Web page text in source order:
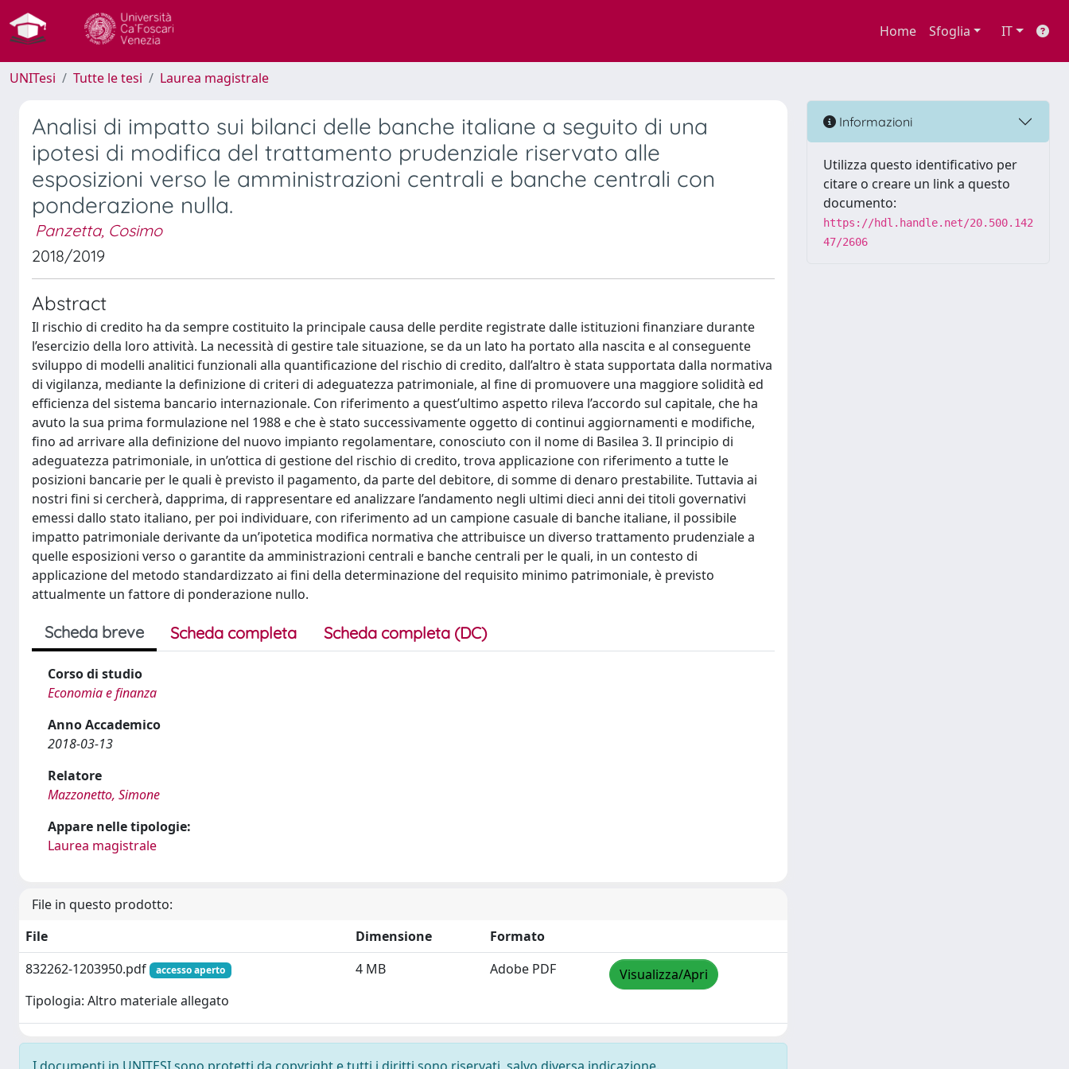
Home Sfoglia IT
UNITesi Tutte le tesi Laurea magistrale
Analisi di impatto sui bilanci delle banche italiane a seguito di una
ipotesi di modifica del trattamento prudenziale riservato alle
esposizioni verso le amministrazioni centrali e banche centrali con
ponderazione nulla.
Panzetta, Cosimo
2018/2019
Abstract
Il rischio di credito ha da sempre costituito la principale causa delle perdite registrate dalle istituzioni finanziare durante
l’esercizio della loro attività. La necessità di gestire tale situazione, se da un lato ha portato alla nascita e al conseguente
sviluppo di modelli analitici funzionali alla quantificazione del rischio di credito, dall’altro è stata supportata dalla normativa
di vigilanza, mediante la definizione di criteri di adeguatezza patrimoniale, al fine di promuovere una maggiore solidità ed
efficienza del sistema bancario internazionale. Con riferimento a quest’ultimo aspetto rileva l’accordo sul capitale, che ha
avuto la sua prima formulazione nel 1988 e che è stato successivamente oggetto di continui aggiornamenti e modifiche,
fino ad arrivare alla definizione del nuovo impianto regolamentare, conosciuto con il nome di Basilea 3. Il principio di
adeguatezza patrimoniale, in un’ottica di gestione del rischio di credito, trova applicazione con riferimento a tutte le
posizioni bancarie per le quali è previsto il pagamento, da parte del debitore, di somme di denaro prestabilite. Tuttavia ai
nostri fini si cercherà, dapprima, di rappresentare ed analizzare l’andamento negli ultimi dieci anni dei titoli governativi
emessi dallo stato italiano, per poi individuare, con riferimento ad un campione casuale di banche italiane, il possibile
impatto patrimoniale derivante da un’ipotetica modifica normativa che attribuisce un diverso trattamento prudenziale a
quelle esposizioni verso o garantite da amministrazioni centrali e banche centrali per le quali, in un contesto di
applicazione del metodo standardizzato ai fini della determinazione del requisito minimo patrimoniale, è previsto
attualmente un fattore di ponderazione nullo.
Scheda breve Scheda completa Scheda completa (DC)
Corso di studio
Economia e finanza
Anno Accademico
2018-03-13
Relatore
Mazzonetto, Simone
Appare nelle tipologie:
Laurea magistrale
File in questo prodotto:
File
Dimensione
Formato
832262-1203950.pdf
accesso aperto
Tipologia: Altro materiale allegato
4 MB Adobe PDF Visualizza/Apri
Informazioni
Utilizza questo identificativo per
citare o creare un link a questo
documento:
https://hdl.handle.net/20.500.142
47/2606